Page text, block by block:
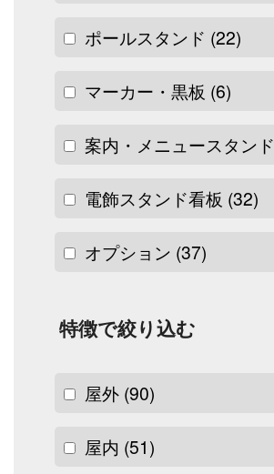
ポールスタンド (22)
マーカー・黒板 (6)
案内・メニュースタンド
電飾スタンド看板 (32)
オプション (37)
特徴で絞り込む
屋外 (90)
屋内 (51)